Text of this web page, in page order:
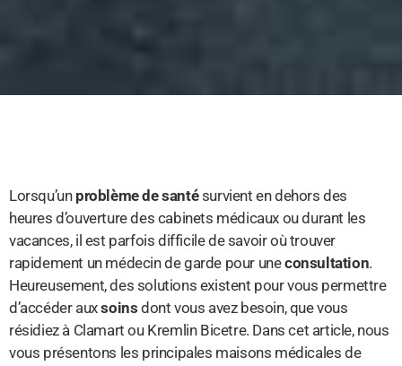
Lorsqu’un problème de santésurvient en dehors des
heures d’ouverture des cabinets médicaux ou durant les
vacances, il est parfois difficile de savoir où trouver
rapidement un médecin de garde pour uneconsultation.
Heureusement, des solutions existent pour vous permettre
d’accéder auxsoins dont vous avez besoin, que vous
résidiez à Clamart ou Kremlin Bicetre. Dans cet article, nous
vous présentons les principales maisons médicales de